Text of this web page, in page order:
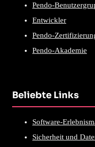
Pendo-
Entwickler
Pendo-
Pendo-Akademie
Beliebte Links
Software-
Sicherheit und